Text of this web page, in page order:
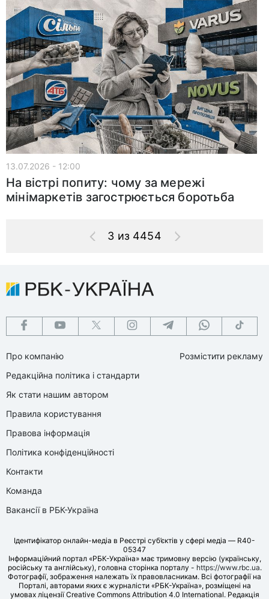
13.07.2026 - 12:00
На вістрі попиту: чому за мережі
мінімаркетів загострюється боротьба
3 из 4454
Про компанію
Редакційна політика і стандарти
Як стати нашим автором
Правила користування
Правова інформація
Політика конфіденційності
Контакти
Команда
Вакансії в РБК-Україна
Розмістити рекламу
Ідентифікатор онлайн-медіа в Реєстрі суб’єктів у сфері медіа — R40-
05347
Інформаційний портал «РБК-Україна» має тримовну версію (українську,
російську та англійську), головна сторінка порталу - https://www.rbc.ua.
Фотографії, зображення належать їх правовласникам. Всі фотографії на
Порталі, авторами яких є журналісти «РБК-Україна», розміщені на
умовах ліцензії Creative Commons Attribution 4.0 International. Редакція